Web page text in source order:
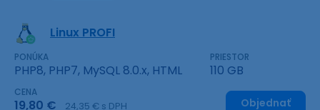
Linux PROFI
PONÚKA
PHP8, PHP7, MySQL 8.0.x, HTML
PRIESTOR
110 GB
CENA
19,80 € 24,35 € s DPH Objednať